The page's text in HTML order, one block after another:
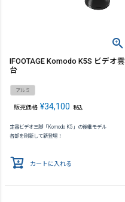
IFOOTAGE Komodo K5S ビデオ雲
台
アルミ
販売価格 ¥34,100 税込
定番ビデオ三脚「Komodo K5」の後継モデル
各部を刷新して新登場！
カートに入れる